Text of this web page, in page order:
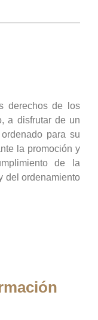
derechos de los
a disfrutar de un
para su
la promoción y
de la
del ordenamiento